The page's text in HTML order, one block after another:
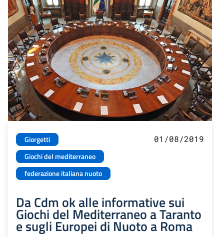
Giorgetti
Giochi del mediterraneo
federazione italiana nuoto
01/08/2019
Da Cdm ok alle informative sui
Giochi del Mediterraneo a Taranto
e sugli Europei di Nuoto a Roma